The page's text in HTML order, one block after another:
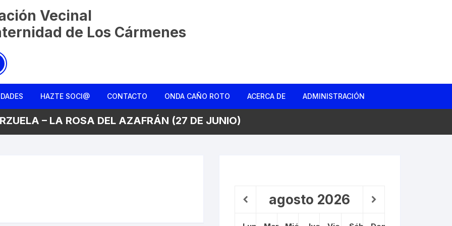
Vecinal
de Los Cármenes
HAZTE SOCI@ CONTACTO ONDA CAÑO ROTO
Charla entre amigas
ACERCA DE ADMINISTRACIÓN
– LA ROSA DEL AZAFRÁN (27 DE JUNIO)
agosto 2026